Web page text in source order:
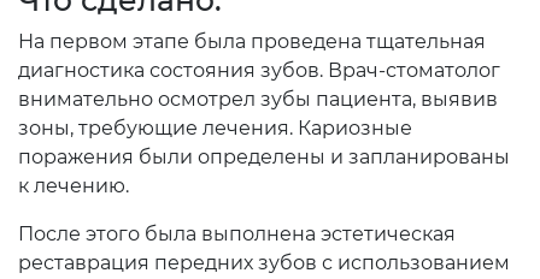
На первом этапе была проведена тщательная
диагностика состояния зубов. Врач-стоматолог
внимательно осмотрел зубы пациента, выявив
зоны, требующие лечения. Кариозные
поражения были определены и запланированы
к лечению.
После этого была выполнена эстетическая
реставрация передних зубов с использованием